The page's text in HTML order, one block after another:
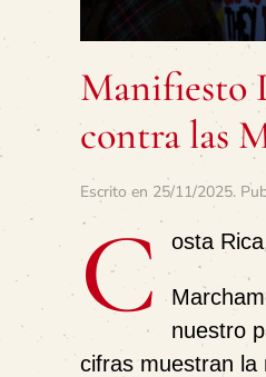
Manifiesto
contra las
Escrito en 25/11/2025.
C osta
nuestro
cifras muestran la